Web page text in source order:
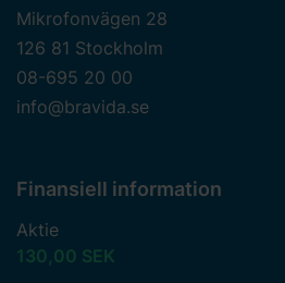
Mikrofonvägen 28
126 81 Stockholm
08-695 20 00
info@bravida.se
Finansiell information
Aktie
130,00 SEK